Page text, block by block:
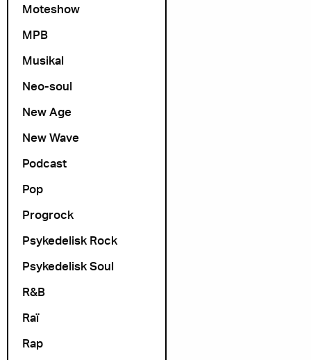
Moteshow
MPB
Musikal
Neo-soul
New Age
New Wave
Podcast
Pop
Progrock
Psykedelisk Rock
Psykedelisk Soul
R&B
Raï
Rap